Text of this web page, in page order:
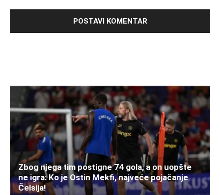
Zbog njega tim postigne 74 gola, a on uopšte
ne igra: Ko je Ostin Mekfi, najveće pojačanje
Čelsija!